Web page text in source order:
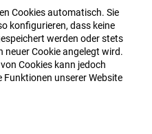
Cookies automatisch. Sie
konfigurieren, dass keine
werden oder stets
neuer Cookie angelegt wird.
Cookies kann jedoch
Funktionen unserer Website